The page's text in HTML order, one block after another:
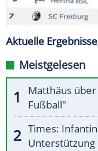
Aktuelle
Meistgelesen
Matthäus
Fußball"
Times:
Unterstützung